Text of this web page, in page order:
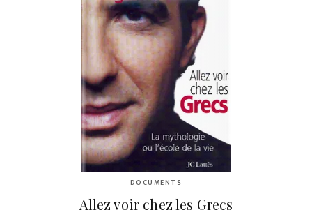
DOCUMENTS
Allez voir chez les Grecs